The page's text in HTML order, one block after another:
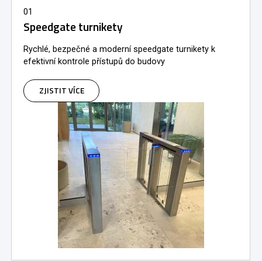
01
Speedgate turnikety
Rychlé, bezpečné a moderní speedgate turnikety k
efektivní kontrole přístupů do budovy
ZJISTIT VÍCE